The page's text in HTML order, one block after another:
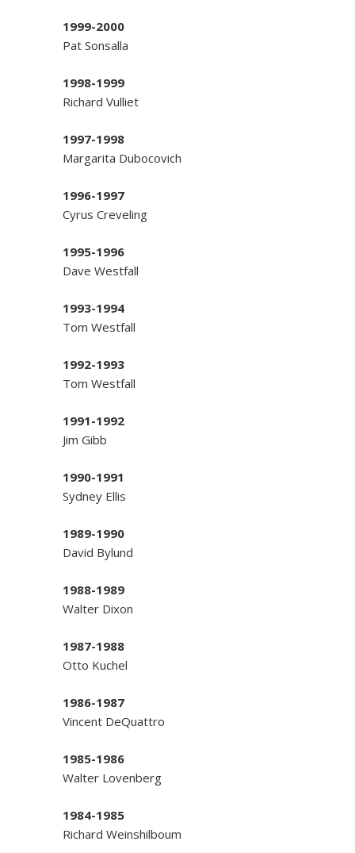
1999-2000
Pat Sonsalla
1998-1999
Richard Vulliet
1997-1998
Margarita Dubocovich
1996-1997
Cyrus Creveling
1995-1996
Dave Westfall
1993-1994
Tom Westfall
1992-1993
Tom Westfall
1991-1992
Jim Gibb
1990-1991
Sydney Ellis
1989-1990
David Bylund
1988-1989
Walter Dixon
1987-1988
Otto Kuchel
1986-1987
Vincent DeQuattro
1985-1986
Walter Lovenberg
1984-1985
Richard Weinshilboum